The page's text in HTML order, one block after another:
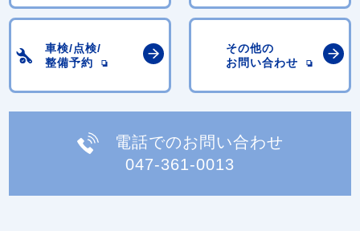
車検/点検/
整備予約
その他の
お問い合わせ
電話でのお問い合わせ
047-361-0013